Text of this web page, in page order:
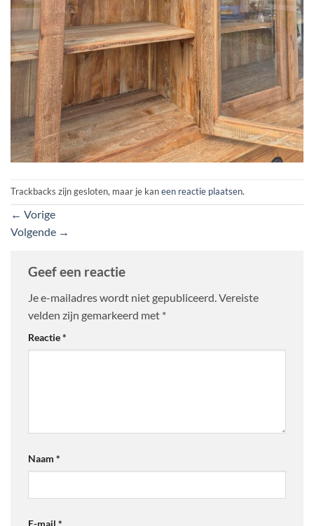
Trackbacks zijn gesloten, maar je kaneen reactie plaatsen.
← Vorige
Volgende →
Geef een reactie
Je e-mailadres wordt niet gepubliceerd.Vereiste
velden zijn gemarkeerd met *
Reactie*
Naam *
E-mail *